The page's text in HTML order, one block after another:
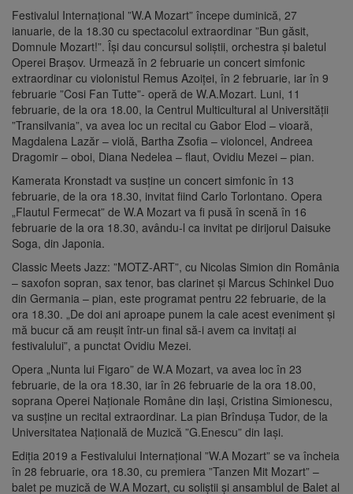
Festivalul Internaţional ”W.A Mozart” începe duminică, 27
ianuarie, de la 18.30 cu spectacolul extraordinar ”Bun găsit,
Domnule Mozart!”. Îşi dau concursul soliştii, orchestra şi baletul
Operei Braşov. Urmează în 2 februarie un concert simfonic
extraordinar cu violonistul Remus Azoiţei, în 2 februarie, iar în 9
februarie ”Cosi Fan Tutte”- operă de W.A.Mozart. Luni, 11
februarie, de la ora 18.00, la Centrul Multicultural al Universităţii
”Transilvania”, va avea loc un recital cu Gabor Elod – vioară,
Magdalena Lazăr – violă, Bartha Zsofia – violoncel, Andreea
Dragomir – oboi, Diana Nedelea – flaut, Ovidiu Mezei – pian.
Kamerata Kronstadt va susţine un concert simfonic în 13
februarie, de la ora 18.30, invitat fiind Carlo Torlontano. Opera
„Flautul Fermecat” de W.A Mozart va fi pusă în scenă în 16
februarie de la ora 18.30, avându-l ca invitat pe dirijorul Daisuke
Soga, din Japonia.
Classic Meets Jazz: ”MOTZ-ART”, cu Nicolas Simion din România
– saxofon sopran, sax tenor, bas clarinet şi Marcus Schinkel Duo
din Germania – pian, este programat pentru 22 februarie, de la
ora 18.30. „De doi ani aproape punem la cale acest eveniment şi
mă bucur că am reuşit într-un final să-i avem ca invitaţi ai
festivalului”, a punctat Ovidiu Mezei.
Opera „Nunta lui Figaro” de W.A Mozart, va avea loc în 23
februarie, de la ora 18.30, iar în 26 februarie de la ora 18.00,
soprana Operei Naţionale Române din Iaşi, Cristina Simionescu,
va susţine un recital extraordinar. La pian Brînduşa Tudor, de la
Universitatea Naţională de Muzică ”G.Enescu” din Iaşi.
Ediţia 2019 a Festivalului Internaţional ”W.A Mozart” se va încheia
în 28 februarie, ora 18.30, cu premiera ”Tanzen Mit Mozart” –
balet pe muzică de W.A Mozart, cu soliştii şi ansamblul de Balet al